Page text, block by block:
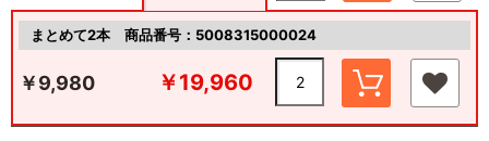
まとめて2本 商品番号：5008315000024
￥9,980 ￥19,960